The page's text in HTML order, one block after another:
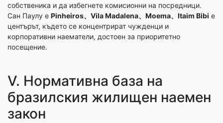
собственика и да избегнете комисионни на посредници.
Сан Паулу е Pinheiros、Vila Madalena、Moema、Itaim Bibi е
центърът, където се концентрират чужденци и
корпоративни наематели, достоен за приоритетно
посещение.
V. Нормативна база на
бразилския жилищен наемен
закон